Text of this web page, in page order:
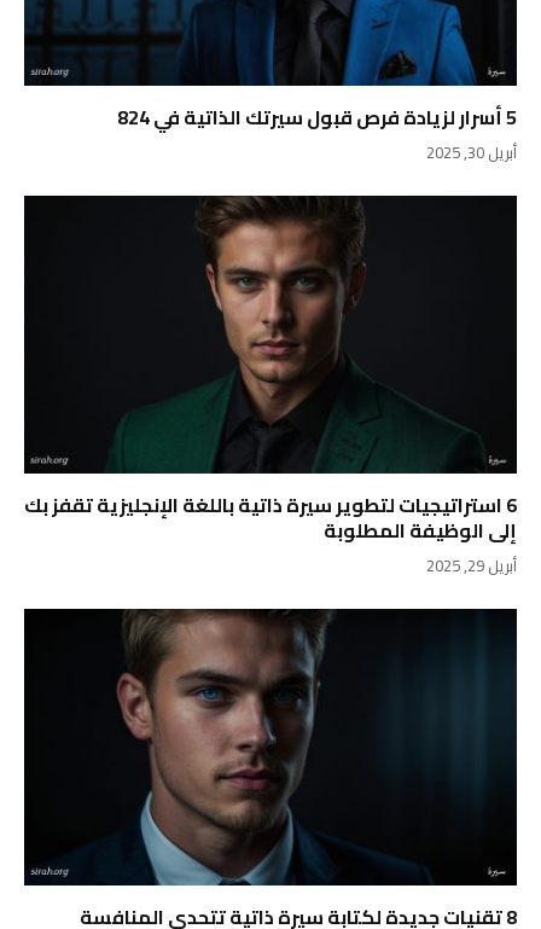
5 أسرار لزيادة فرص قبول سيرتك الذاتية في 824
أبريل 30, 2025
6 استراتيجيات لتطوير سيرة ذاتية باللغة الإنجليزية تقفز بك
إلى الوظيفة المطلوبة
أبريل 29, 2025
8 تقنيات جديدة لكتابة سيرة ذاتية تتحدى المنافسة